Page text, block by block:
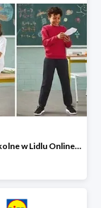
Artykuły szkolne w Lidlu Online od 8,99 zł